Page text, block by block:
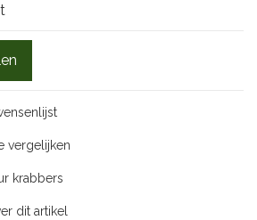
vergelijken
krabbers
dit artikel